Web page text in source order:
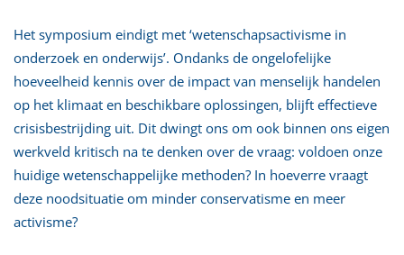
Het symposium eindigt met ‘wetenschapsactivisme in
onderzoek en onderwijs’. Ondanks de ongelofelijke
hoeveelheid kennis over de impact van menselijk handelen
op het klimaat en beschikbare oplossingen, blijft effectieve
crisisbestrijding uit. Dit dwingt ons om ook binnen ons eigen
werkveld kritisch na te denken over de vraag: voldoen onze
huidige wetenschappelijke methoden? In hoeverre vraagt
deze noodsituatie om minder conservatisme en meer
activisme?